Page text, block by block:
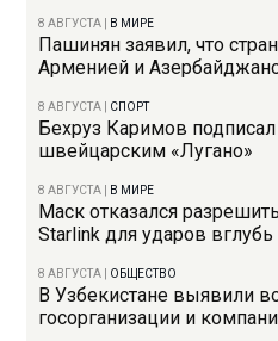
8 АВГУСТА В МИРЕ
Пашинян заявил, что
Арменией и
8 АВГУСТА СПОРТ
Бехруз Каримов подписал
швейцарским «Лугано»
8 АВГУСТА В МИРЕ
Маск отказался
Starlink для ударов
8 АВГУСТА ОБЩЕСТВО
В Узбекистане выявили
госорганизации и